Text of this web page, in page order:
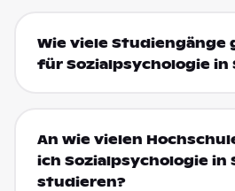
Wie viele Studiengänge
für Sozialpsychologie in
An wie vielen
ich Sozialpsychologie in
studieren?